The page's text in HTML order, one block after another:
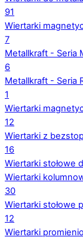
91
Wiertarki
7
Metallkraft - Seria
6
Metallkraft - Seria
1
Wiertarki
12
Wiertarki z
16
Wiertarki stołowe
Wiertarki
30
Wiertarki stołowe
12
Wiertarki